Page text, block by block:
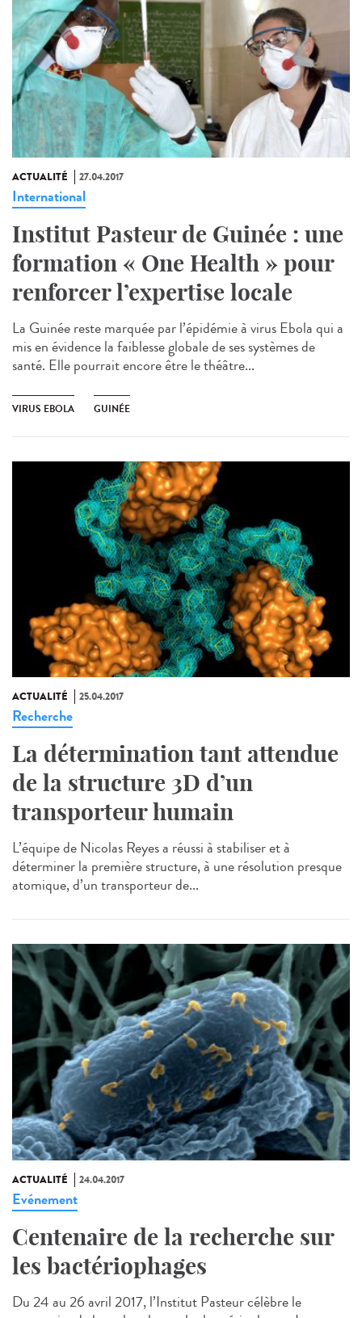
ACTUALITÉ 27.04.2017
International
Institut Pasteur de Guinée : une
formation « One Health » pour
renforcer l’expertise locale
La Guinée reste marquée par l’épidémie à virus Ebola qui a
mis en évidence la faiblesse globale de ses systèmes de
santé. Elle pourrait encore être le théâtre...
VIRUS EBOLA GUINÉE
ACTUALITÉ 25.04.2017
Recherche
La détermination tant attendue
de la structure 3D d’un
transporteur humain
L’équipe de Nicolas Reyes a réussi à stabiliser et à
déterminer la première structure, à une résolution presque
atomique, d’un transporteur de...
ACTUALITÉ 24.04.2017
Evénement
Centenaire de la recherche sur
les bactériophages
Du 24 au 26 avril 2017, l’Institut Pasteur célèbre le